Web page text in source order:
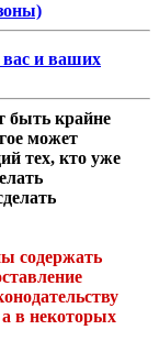
вас и ваших
быть крайне
может
тех, кто уже
содержать
в некоторых